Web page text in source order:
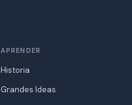
APRENDER
Historia
Grandes Ideas